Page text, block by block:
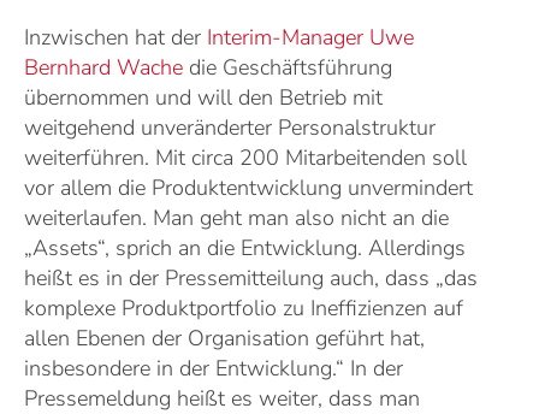
Inzwischen hat der Interim-Manager Uwe
Bernhard Wache die Geschäftsführung
übernommen und will den Betrieb mit
weitgehend unveränderter Personalstruktur
weiterführen. Mit circa 200 Mitarbeitenden soll
vor allem die Produktentwicklung unvermindert
weiterlaufen. Man geht man also nicht an die
„Assets“, sprich an die Entwicklung. Allerdings
heißt es in der Pressemitteilung auch, dass „das
komplexe Produktportfolio zu Ineffizienzen auf
allen Ebenen der Organisation geführt hat,
insbesondere in der Entwicklung.“ In der
Pressemeldung heißt es weiter, dass man